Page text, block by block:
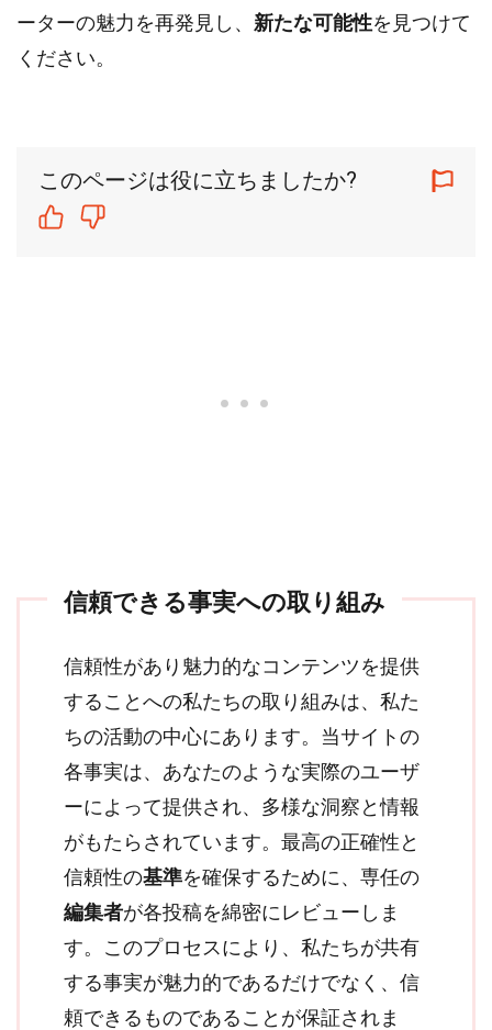
ーターの魅力を再発見し、 新たな可能性を見つけて
ください。
このページは役に立ちましたか?
信頼できる事実への取り組み
信頼性があり魅力的なコンテンツを提供
することへの私たちの取り組みは、私た
ちの活動の中心にあります。当サイトの
各事実は、あなたのような実際のユーザ
ーによって提供され、多様な洞察と情報
がもたらされています。最高の正確性と
信頼性の基準を確保するために、専任の
編集者が各投稿を綿密にレビューしま
す。このプロセスにより、私たちが共有
する事実が魅力的であるだけでなく、信
頼できるものであることが保証されま